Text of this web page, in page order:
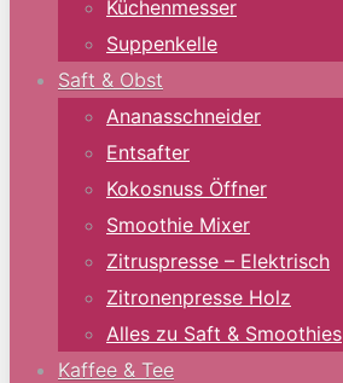
Küchenmesser
Suppenkelle
Saft & Obst
Ananasschneider
Entsafter
Kokosnuss Öffner
Smoothie Mixer
Zitruspresse – Elektrisch
Zitronenpresse Holz
Alles zu Saft & Smoothies
Kaffee & Tee